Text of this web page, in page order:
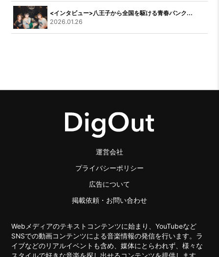
<インタビュー>八王子から全国を駆ける青春パンク...
2026.01.26
運営会社
プライバシーポリシー
広告について
掲載依頼・お問い合わせ
Webメディアのテキストコンテンツに始まり、YouTubeなど
SNSでの動画コンテンツによる音楽情報の発信を行います。ラ
イブなどのリアルイベントも含め、媒体にとらわれず、様々な